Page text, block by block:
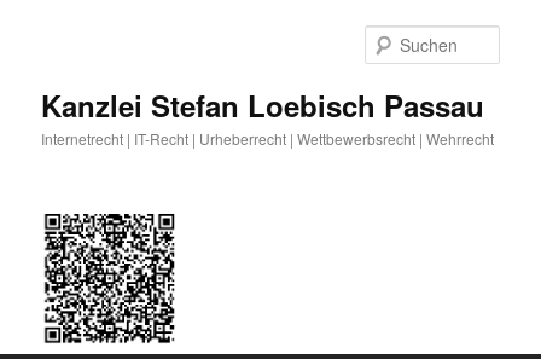
Kanzlei Stefan Loebisch Passau
Internetrecht | IT-Recht | Urheberrecht | Wettbewerbsrecht | Wehrrecht